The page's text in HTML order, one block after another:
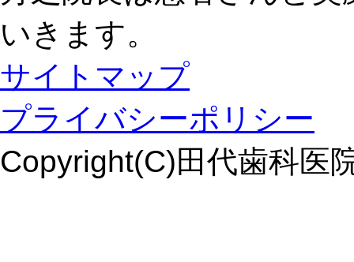
いきます。
サイトマップ
プライバシーポリシー
Copyright(C)田代歯科医